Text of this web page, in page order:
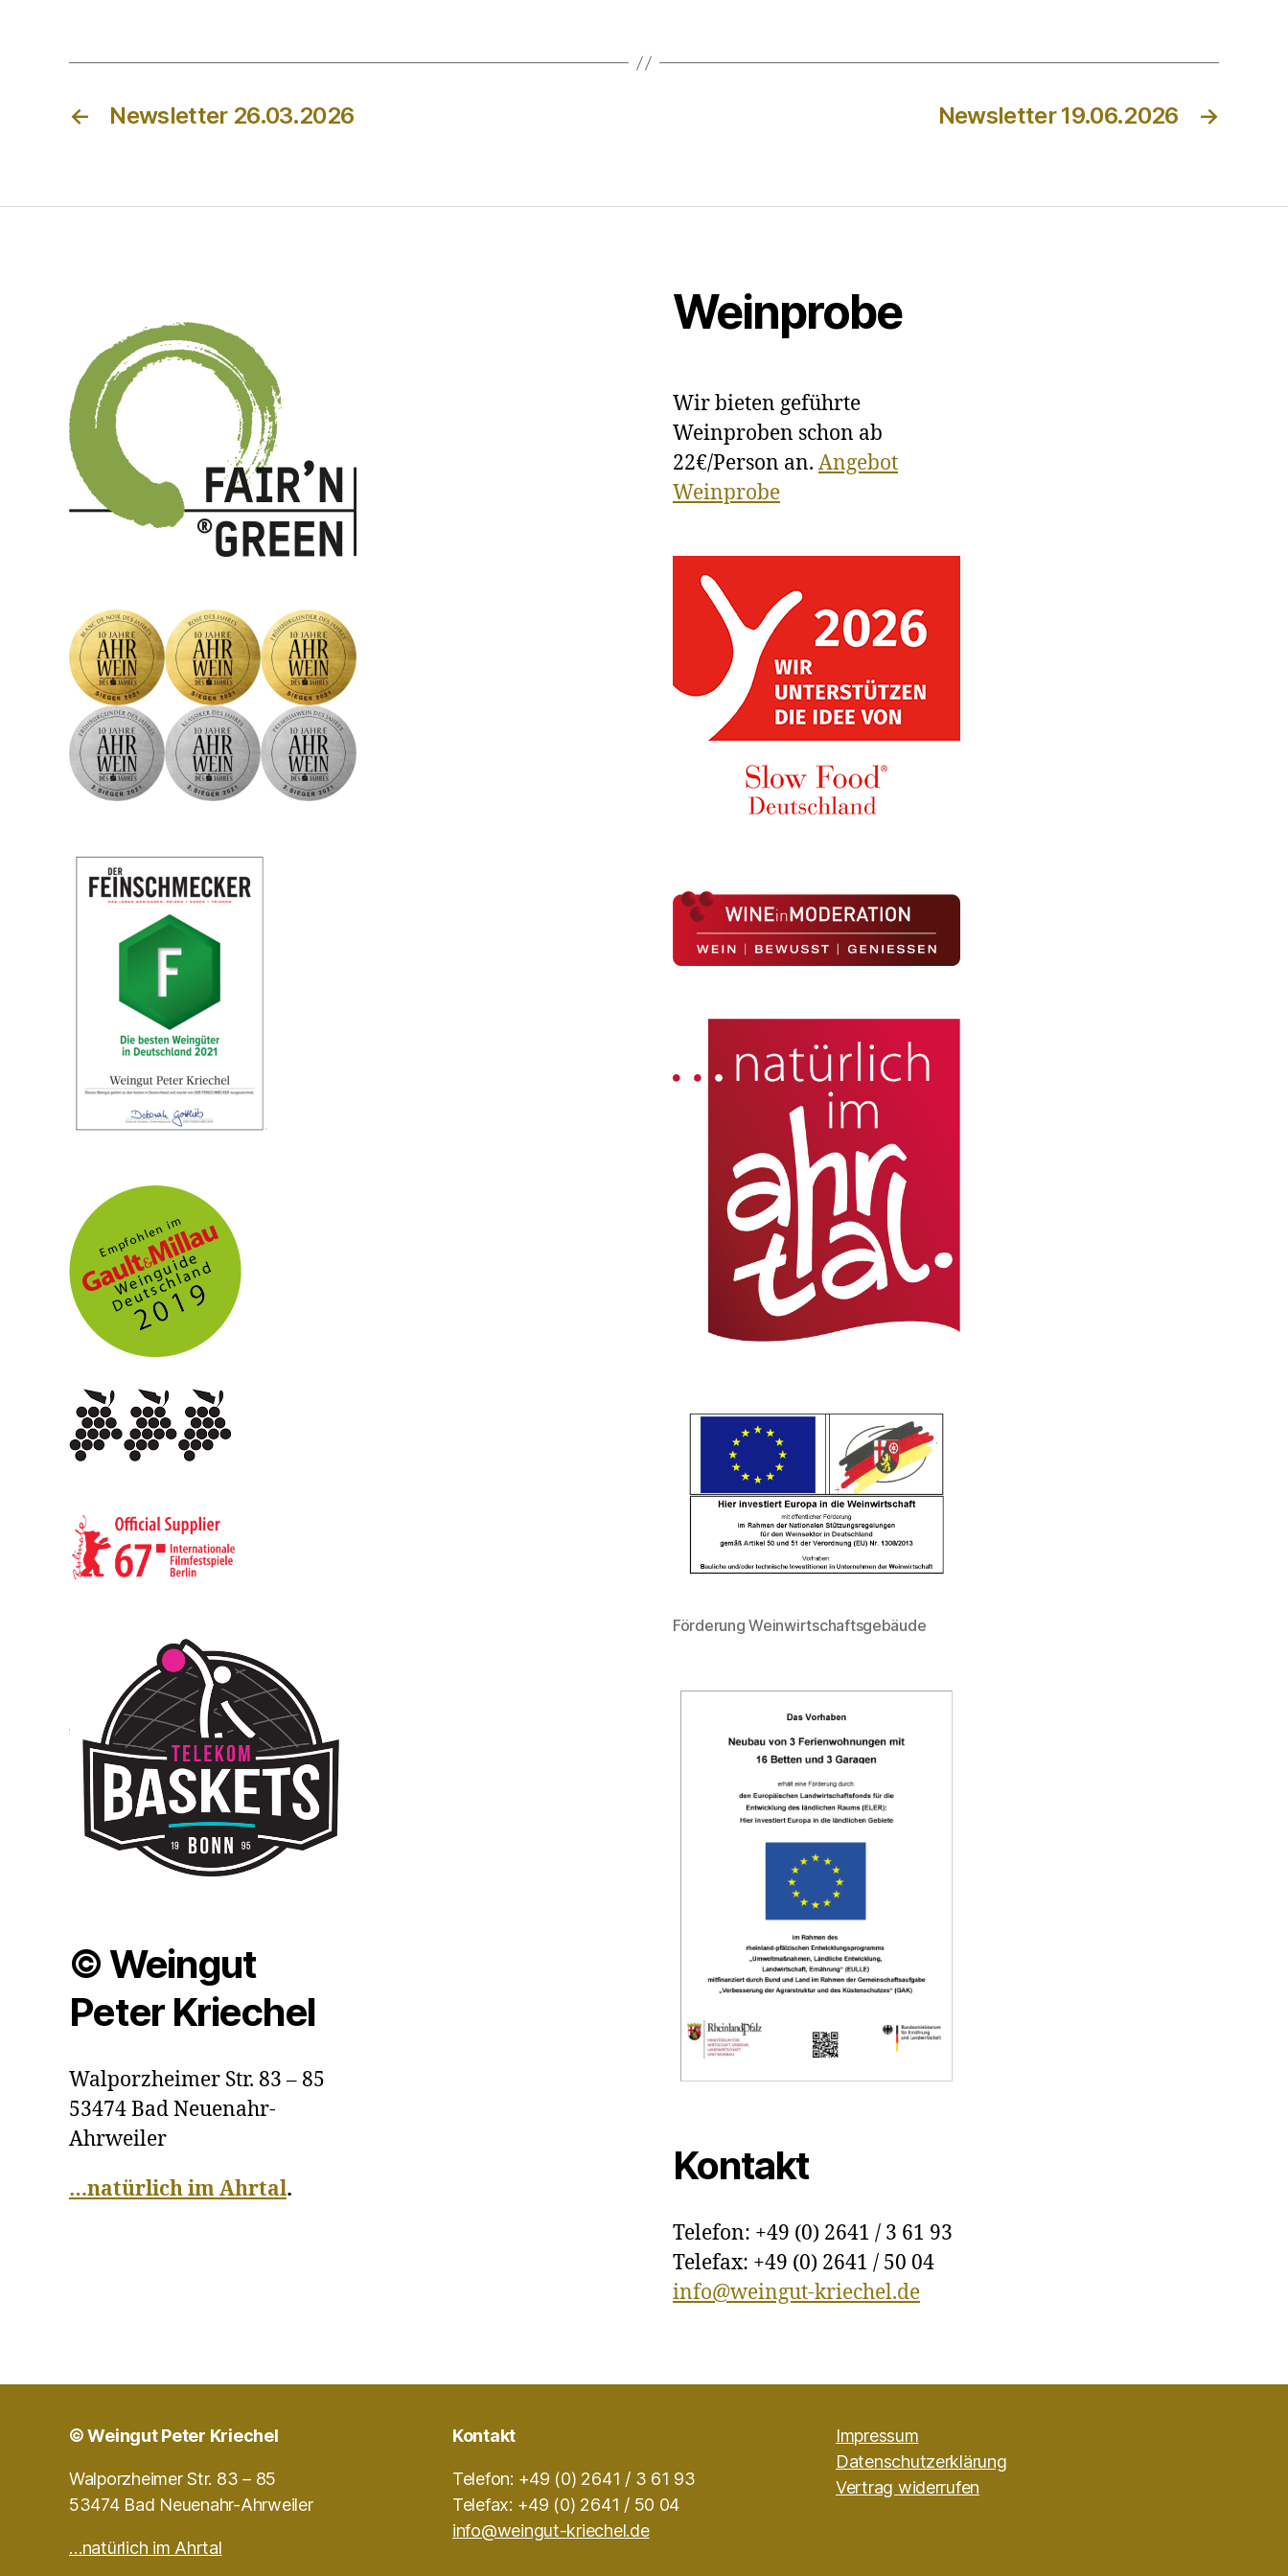
← Newsletter 26.03.2026 →
Newsletter 19.06.2026
© Weingut
Peter Kriechel
Walporzheimer Str. 83 – 85
53474 Bad Neuenahr-
Ahrweiler
…natürlich im Ahrtal.
Weinprobe
Wir bieten geführte
Weinproben schon ab
22€/Person an. Angebot
Weinprobe
Förderung Weinwirtschaftsgebäude
Kontakt
Telefon: +49 (0) 2641 / 3 61 93
Telefax: +49 (0) 2641 / 50 04
info@weingut-kriechel.de
© Weingut Peter Kriechel
Walporzheimer Str. 83 – 85
53474 Bad Neuenahr-Ahrweiler
…natürlich im Ahrtal
Kontakt
Telefon: +49 (0) 2641 / 3 61 93
Telefax: +49 (0) 2641 / 50 04
info@weingut-kriechel.de
Impressum
Datenschutzerklärung
Vertrag widerrufen